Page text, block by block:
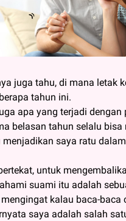
juga tahu, di mana letak
tahun ini.
apa yang terjadi dengan
belasan tahun selalu bisa
menjadikan saya ratu
untuk
suami itu adalah
kalau baca-baca
saya adalah salah